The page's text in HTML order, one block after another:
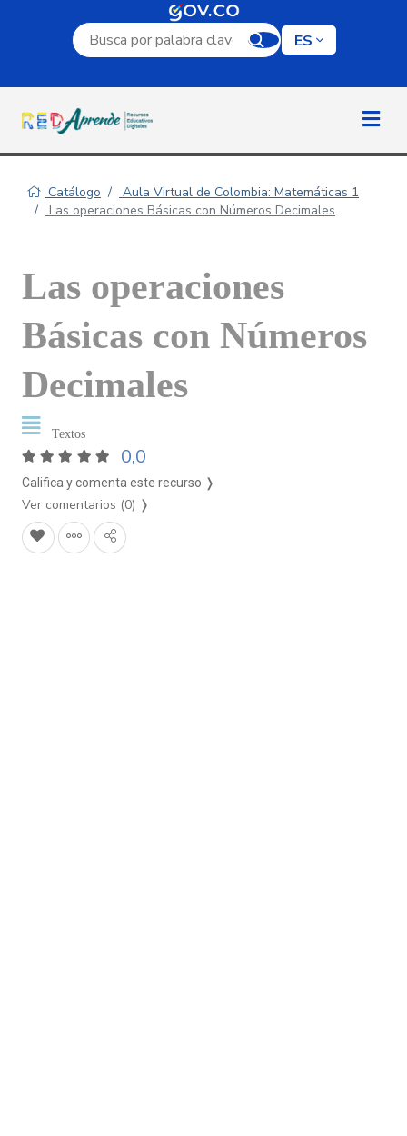
Campo de búsqueda por palabra clave
ES
Catálogo
Aula Virtual de Colombia: Matemáticas 1
Las operaciones Básicas con Números Decimales
Las operaciones
Básicas con Números
Decimales
Textos
0,0
Califica y comenta este recurso ❭
Ver comentarios (0) ❭